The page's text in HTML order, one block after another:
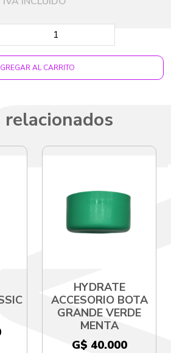
AL CARRITO
HYDRATE
ACCESORIO BOTA
GRANDE VERDE
MENTA
G$ 40.000